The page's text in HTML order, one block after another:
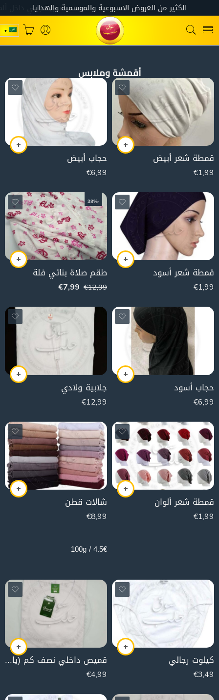
أقمشة وملابس
قمطة شعر أبيض
€1,99
حجاب أبيض
€6,99
قمطة شعر أسود
€1,99
-38%
طقم صلاة بناتي فلة
€12,99
€7,99
حجاب أسود
€6,99
جلابية ولادي
€12,99
قمطة شعر ألوان
€1,99
شالات قطن
€8,99
4.5€ / 100g
كيلوت رجالي
€3,49
قميص داخلي نصف كم (ياقة سبعة)
€4,99